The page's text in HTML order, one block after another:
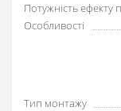
Потужність ефекту
Особливості
Тип монтажу